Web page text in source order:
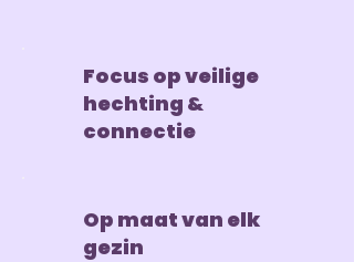
Focus op veilige
hechting &
connectie
Op maat van elk
gezin